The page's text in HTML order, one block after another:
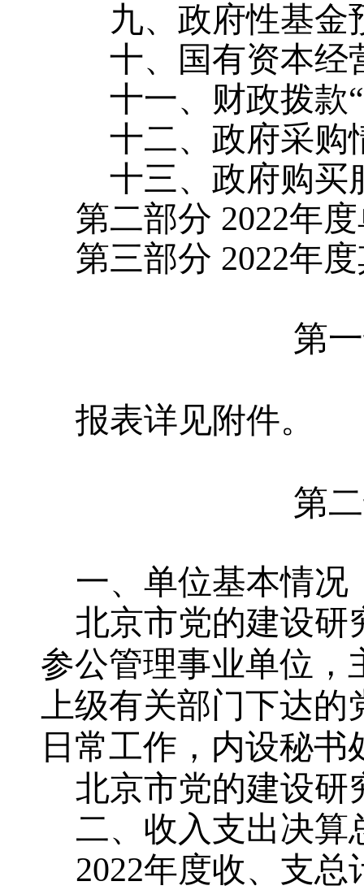
九、政府性基金
十、国有资本经
十一、财政拨款
十二、政府采购
十三、政府购买
第二部分 2022年
第三部分 2022年
第
报表详见附件。
第
一、单位基本情况
北京市党的建设研
参公管理事业单位，
上级有关部门下达
日常工作，内设秘
北京市党的建设研
二、收入支出决算
2022年度收、支总